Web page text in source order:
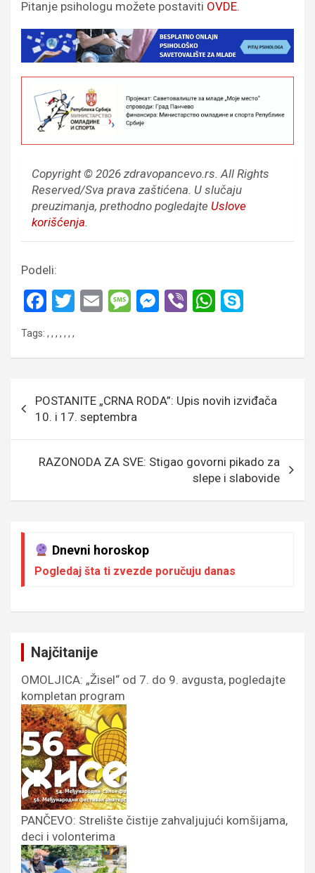
Pitanje psihologu možete postaviti OVDE.
Copyright © 2026 zdravopancevo.rs. All Rights
Reserved/Sva prava zaštićena. U slučaju
preuzimanja, prethodno pogledajte Uslove
korišćenja.
Podeli:
F
ce
o
o
k
T
E
M
g
e
M
g
er
Vi W
A
p
p
Tags: , , , , , , ,
чланка
POSTANITE „CRNA RODA”: Upis novih izviđača
10. i 17. septembra
RAZONODA ZA SVE: Stigao govorni pikado za
slepe i slabovide
Dnevni horoskop
Pogledaj šta ti zvezde poručuju danas
Najčitanije
OMOLJICA: „Žisel“ od 7. do 9. avgusta, pogledajte
kompletan program
PANČEVO: Strelište čistije zahvaljujući komšijama,
deci i volonterima